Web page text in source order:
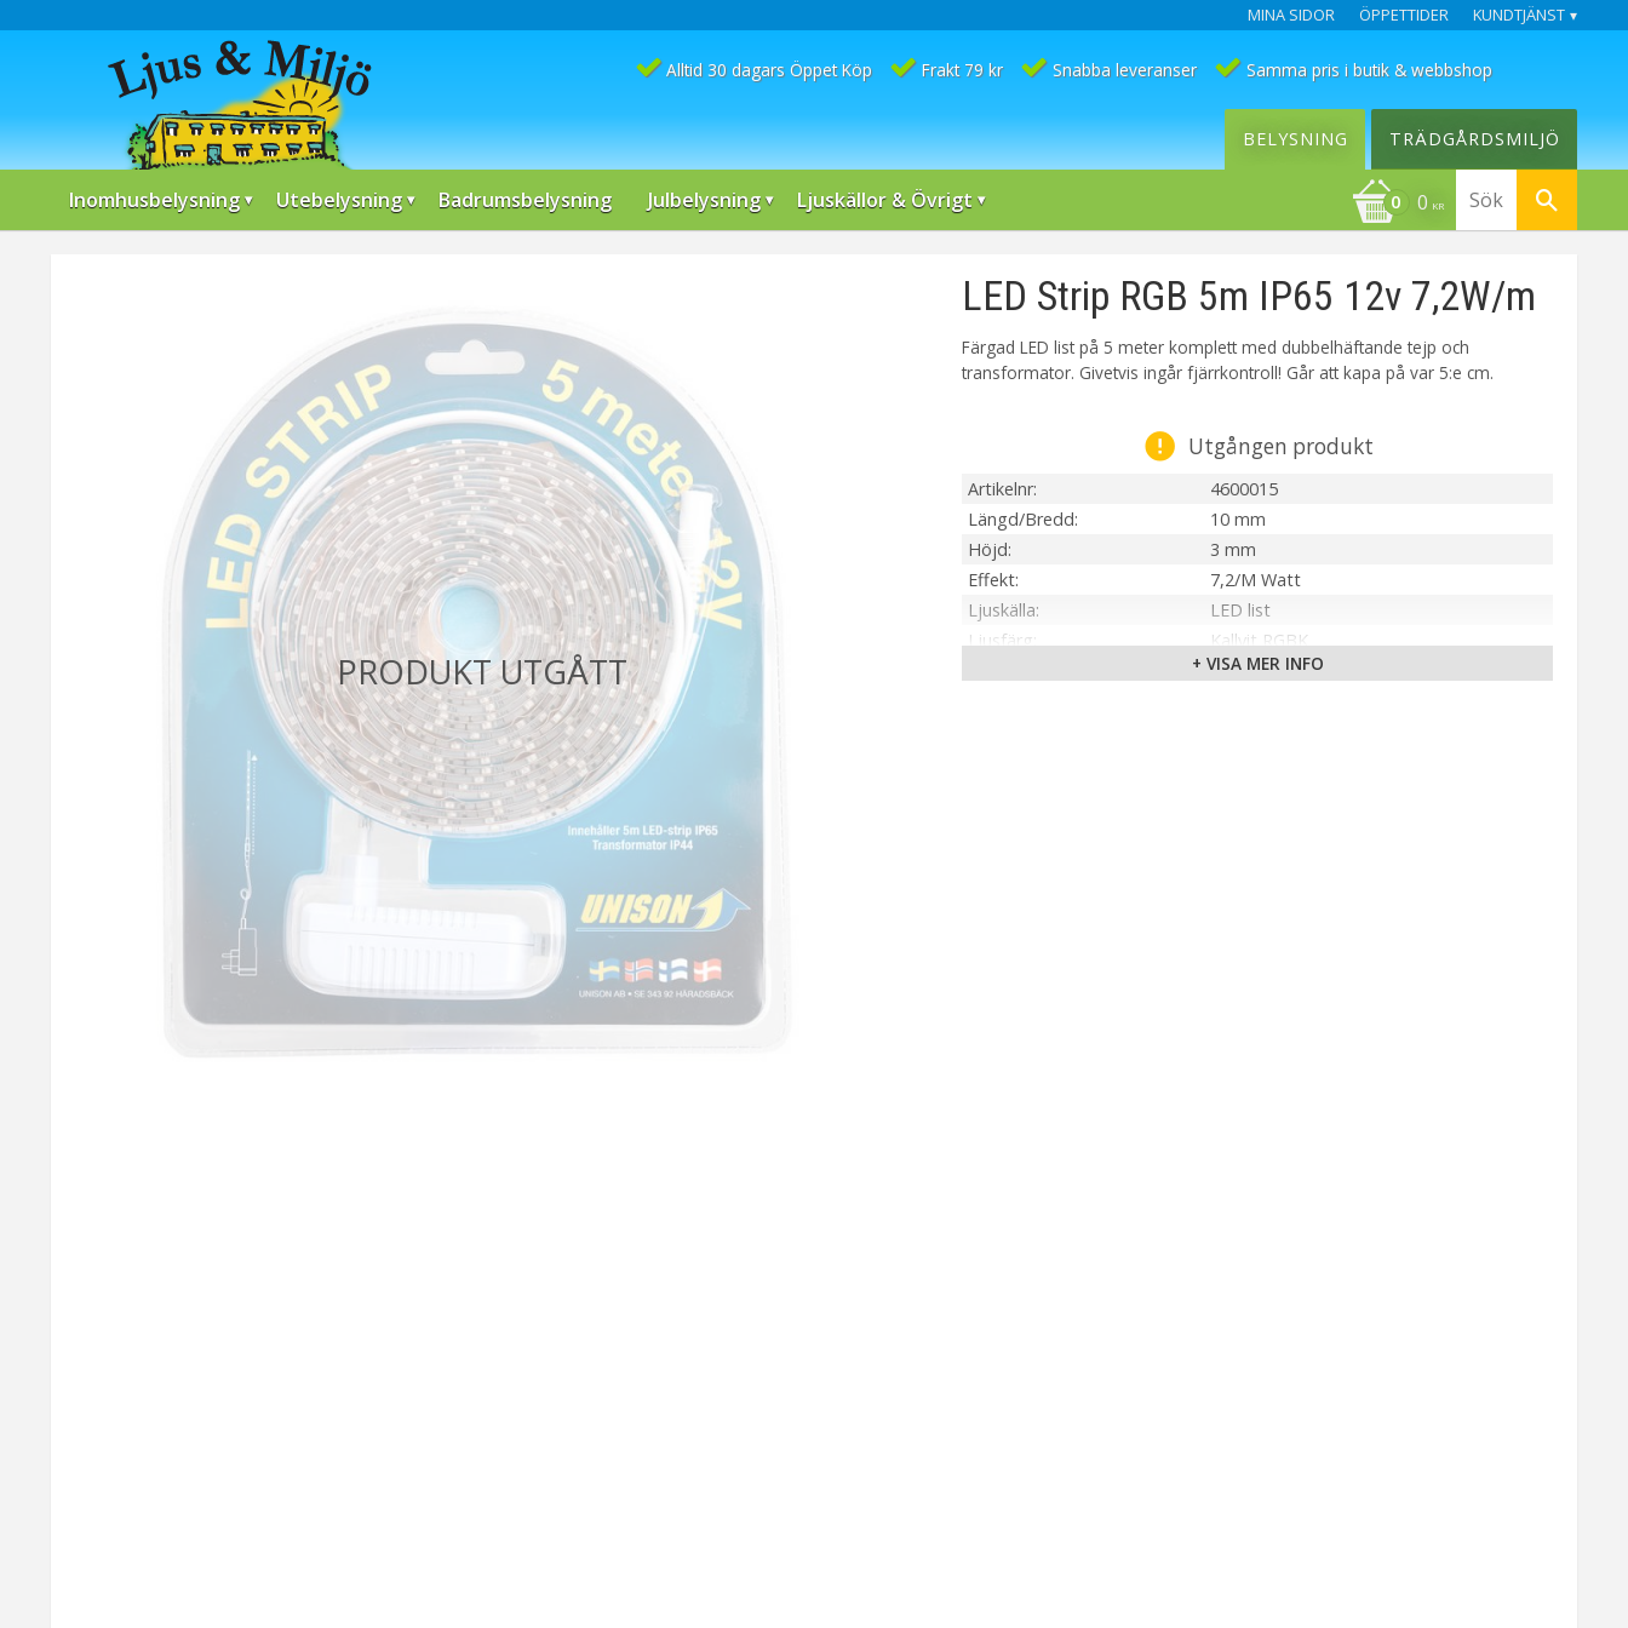
MINA SIDOR ÖPPETTIDER KUNDTJÄNST
Alltid 30 dagars Öppet Köp Frakt 79 kr Snabba leveranser Samma pris i butik & webbshop
Inomhusbelysning Utebelysning Badrumsbelysning Julbelysning Ljuskällor & Övrigt 0 KR
BELYSNING TRÄDGÅRDSMILJÖ
LED Strip RGB 5m IP65 12v 7,2W/m
Färgad LED list på 5 meter komplett med dubbelhäftande tejp och
transformator. Givetvis ingår fjärrkontroll! Går att kapa på var 5:e cm.
Utgången produkt
Artikelnr
4600015
Längd/Bredd
10 mm
Höjd
3 mm
Effekt
7,2/M Watt
Ljuskälla
LED list
Ljusfärg
Kallvit RGBK
120°
+ VISA MER INFO